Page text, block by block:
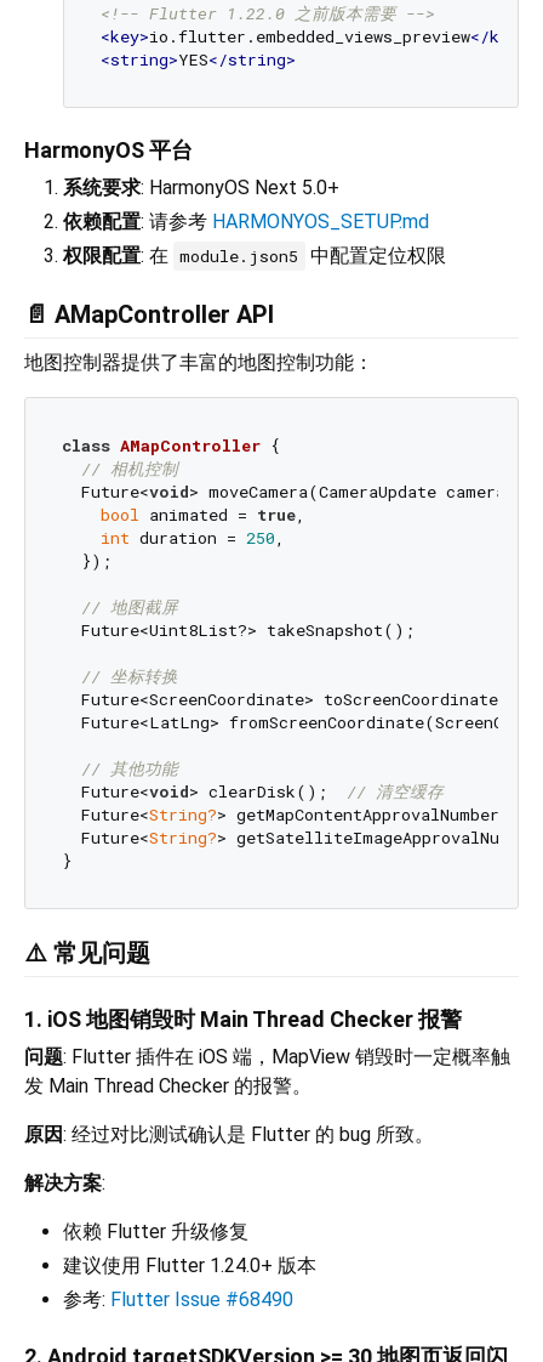
<!-- Flutter 1.22.0 之前版本需要 -->
<key>io.flutter.embedded_views_preview</key
<string>YES</string>
HarmonyOS 平台
系统要求: HarmonyOS Next 5.0+
依赖配置: 请参考 HARMONYOS_SETUP.md
权限配置: 在 module.json5 中配置定位权限
📄 AMapController API
地图控制器提供了丰富的地图控制功能：
class AMapController {
// 相机控制
  Future<
void> moveCamera(CameraUpdate
bool animated = true,
int duration = 250,
  });
// 地图截屏
  Future<Uint8List?> takeSnapshot();
// 坐标转换
Future<ScreenCoordinate>
Future<LatLng>
// 其他功能
  Future<
void> clearDisk(); // 清空缓存
  Future<
String?>
  Future<
String?>
⚠️ 常见问题
1. iOS 地图销毁时 Main Thread Checker 报警
问题: Flutter 插件在 iOS 端，MapView 销毁时一定概率触
发 Main Thread Checker 的报警。
原因: 经过对比测试确认是 Flutter 的 bug 所致。
解决方案:
依赖 Flutter 升级修复
建议使用 Flutter 1.24.0+ 版本
参考: Flutter Issue #68490